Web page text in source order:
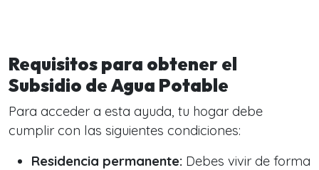
Requisitos para obtener el
Subsidio de Agua Potable
Para acceder a esta ayuda, tu hogar debe
cumplir con las siguientes condiciones:
Residencia permanente: Debes vivir de forma